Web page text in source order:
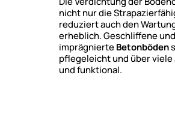
nicht nur die
reduziert auch den
erheblich. Geschliffene und
imprägnierteBetonböden
pflegeleicht und über viele
und funktional.